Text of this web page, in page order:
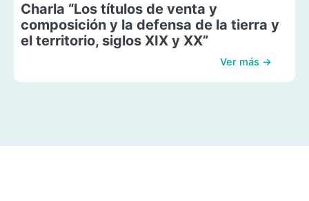
Charla “Los títulos de venta y
composición y la defensa de la tierra y
el territorio, siglos XIX y XX”
Ver más →